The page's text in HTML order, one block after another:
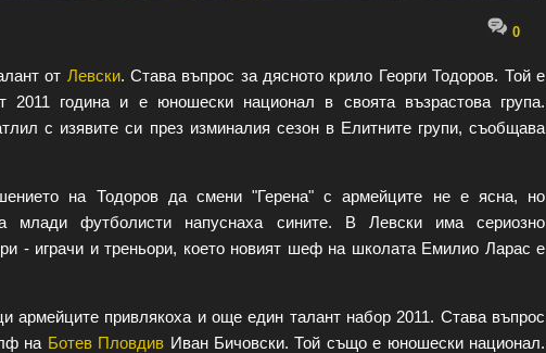
0
от Левски. Става въпрос за дясното крило Георги Тодоров. Той е
2011 година и е юношески национал в своята възрастова група.
с изявите си през изминалия сезон в Елитните групи, съобщава
на Тодоров да смени "Герена" с армейците не е ясна, но
млади футболисти напуснаха сините. В Левски има сериозно
- играчи и треньори, което новият шеф на школата Емилио Ларас е
армейците привлякоха и още един талант набор 2011. Става въпрос
на Ботев Пловдив Иван Бичовски. Той също е юношески национал.